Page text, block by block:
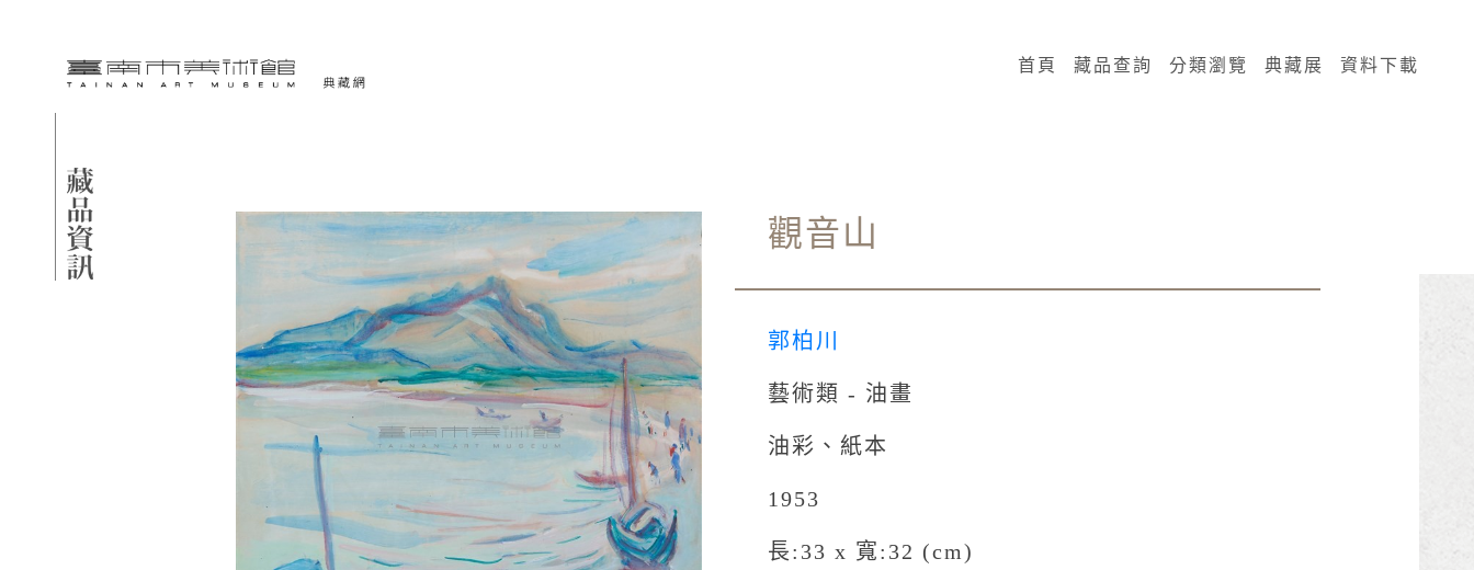
臺南市美術館-典藏網
網頁導覽
首頁 藏品查詢 分類瀏覽 典藏展 資料下載
觀音山
郭柏川
藝術類 - 油畫
油彩、紙本
1953
長:33 x 寬:32 (cm)